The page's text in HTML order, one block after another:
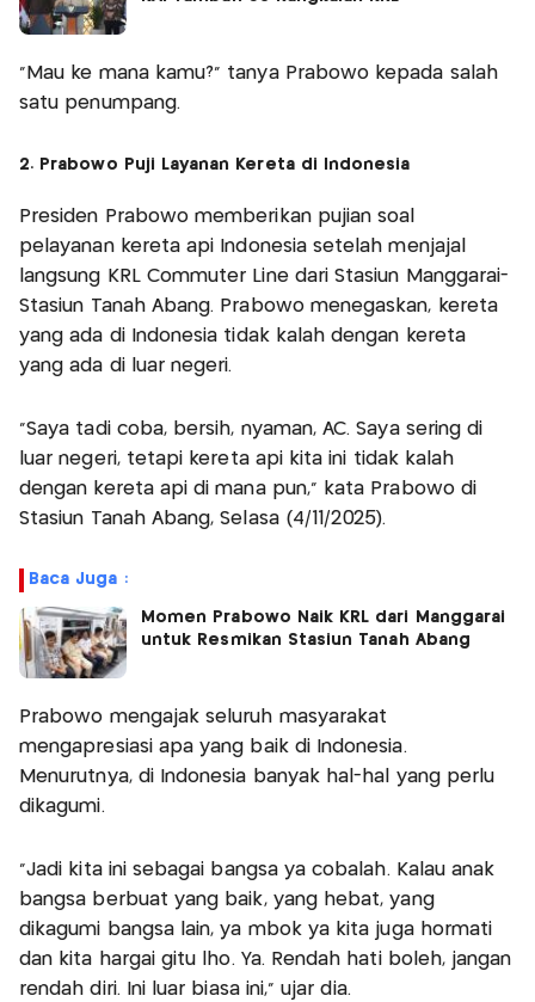
"Mau ke mana kamu?" tanya Prabowo kepada salah
satu penumpang.
2. Prabowo Puji Layanan Kereta di Indonesia
Presiden Prabowo memberikan pujian soal
pelayanan kereta api Indonesia setelah menjajal
langsung KRL Commuter Line dari Stasiun Manggarai-
Stasiun Tanah Abang. Prabowo menegaskan, kereta
yang ada di Indonesia tidak kalah dengan kereta
yang ada di luar negeri.
“Saya tadi coba, bersih, nyaman, AC. Saya sering di
luar negeri, tetapi kereta api kita ini tidak kalah
dengan kereta api di mana pun,” kata Prabowo di
Stasiun Tanah Abang, Selasa (4/11/2025).
Baca Juga :
Momen Prabowo Naik KRL dari Manggarai
untuk Resmikan Stasiun Tanah Abang
Prabowo mengajak seluruh masyarakat
mengapresiasi apa yang baik di Indonesia.
Menurutnya, di Indonesia banyak hal-hal yang perlu
dikagumi.
“Jadi kita ini sebagai bangsa ya cobalah. Kalau anak
bangsa berbuat yang baik, yang hebat, yang
dikagumi bangsa lain, ya mbok ya kita juga hormati
dan kita hargai gitu lho. Ya. Rendah hati boleh, jangan
rendah diri. Ini luar biasa ini,” ujar dia.